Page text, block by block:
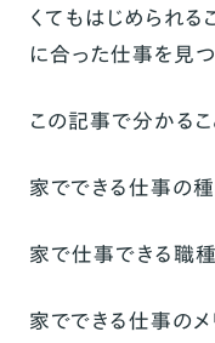
くてもはじめられる
に合った仕事を見つ
この記事で分かるこ
家でできる仕事の
家で仕事できる職種
家でできる仕事のメ